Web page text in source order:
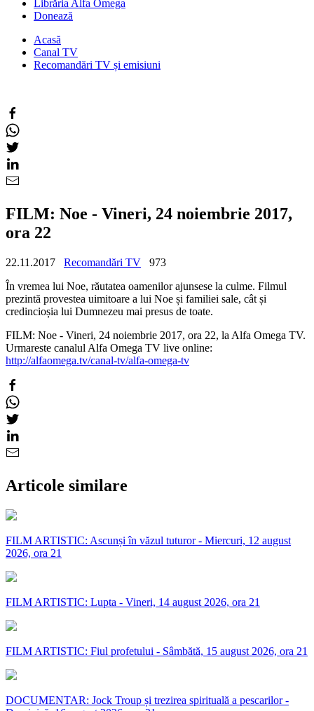
Librăria Alfa Omega
Donează
Acasă
Canal TV
Recomandări TV și emisiuni
FILM: Noe - Vineri, 24 noiembrie 2017,
ora 22
22.11.2017 Recomandări TV
973
În vremea lui Noe, răutatea oamenilor ajunsese la culme. Filmul
prezintă provestea uimitoare a lui Noe și familiei sale, cât și
credincioșia lui Dumnezeu mai presus de toate.
FILM: Noe - Vineri, 24 noiembrie 2017, ora 22, la Alfa Omega TV.
Urmareste canalul Alfa Omega TV live online:
http://alfaomega.tv/canal-tv/alfa-omega-tv
Articole similare
FILM ARTISTIC: Ascunși în văzul tuturor - Miercuri, 12 august
2026, ora 21
FILM ARTISTIC: Lupta - Vineri, 14 august 2026, ora 21
FILM ARTISTIC: Fiul profetului - Sâmbătă, 15 august 2026, ora 21
DOCUMENTAR: Jock Troup și trezirea spirituală a pescarilor -